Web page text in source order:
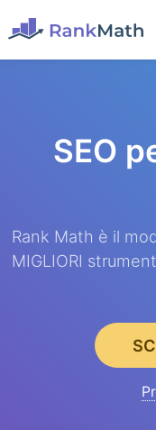
SEO
Rank Math è il
MIGLIORI